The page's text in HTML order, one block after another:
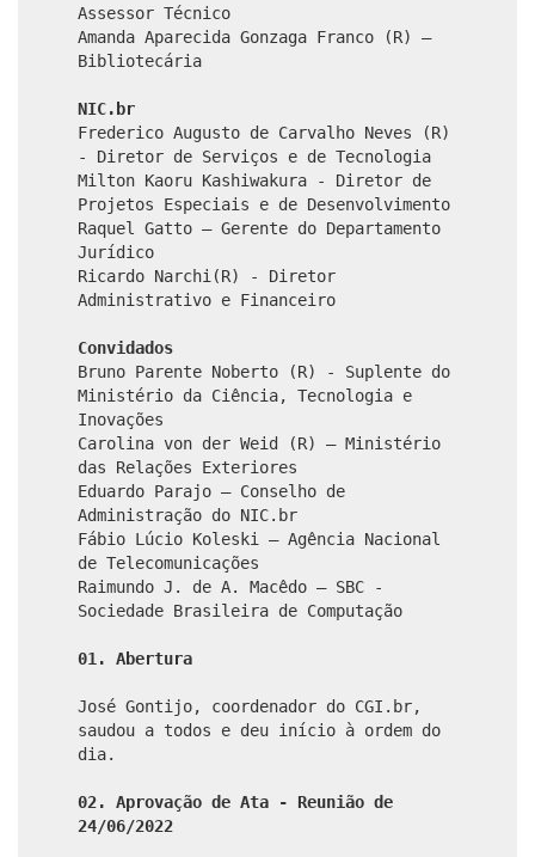
Assessor Técnico
Amanda Aparecida Gonzaga Franco (R) –
Bibliotecária
NIC.br
Frederico Augusto de Carvalho Neves (R)
- Diretor de Serviços e de Tecnologia
Milton Kaoru Kashiwakura - Diretor de
Projetos Especiais e de Desenvolvimento
Raquel Gatto – Gerente do Departamento
Jurídico
Ricardo Narchi(R) - Diretor
Administrativo e Financeiro
Convidados
Bruno Parente Noberto (R) - Suplente do
Ministério da Ciência, Tecnologia e
Inovações
Carolina von der Weid (R) – Ministério
das Relações Exteriores
Eduardo Parajo – Conselho de
Administração do NIC.br
Fábio Lúcio Koleski – Agência Nacional
de Telecomunicações
Raimundo J. de A. Macêdo – SBC -
Sociedade Brasileira de Computação
01. Abertura
José Gontijo, coordenador do CGI.br,
saudou a todos e deu início à ordem do
dia.
02. Aprovação de Ata - Reunião de
24/06/2022